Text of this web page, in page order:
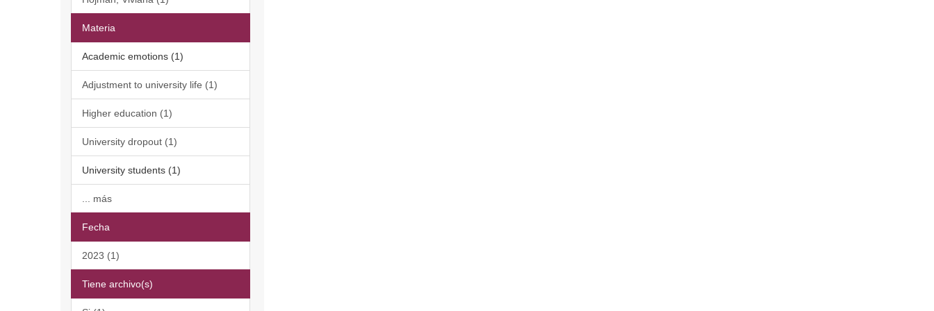
Materia
Academic emotions (1)
Adjustment to university life (1)
Higher education (1)
University dropout (1)
University students (1)
... más
Fecha
2023 (1)
Tiene archivo(s)